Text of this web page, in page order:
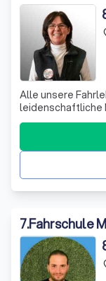
Alle unsere
leidenschaftliche Motorradfahrer und haben jahrelange
Erfahrung in der
begleiten jeden
Motorrad – egal
anmelden und in
7.Fahrschule